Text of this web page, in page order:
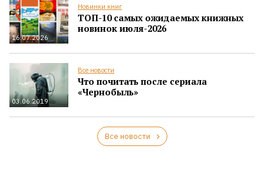
16.07.2026
Новинки книг
ТОП-10 самых ожидаемых книжных
новинок июля-2026
03.06.2019
Все новости
Что почитать после сериала
«Чернобыль»
Все новости